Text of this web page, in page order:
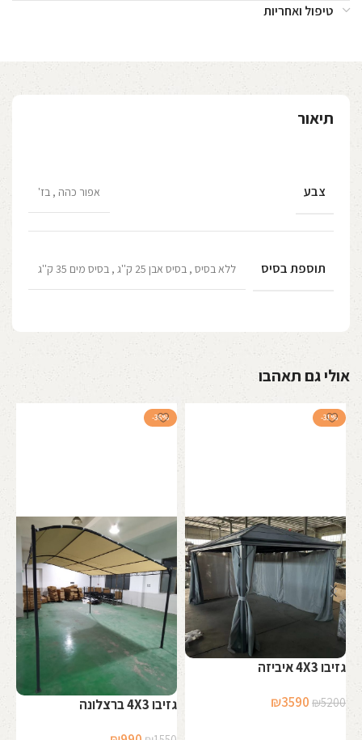
טיפול ואחריות
תיאור
צבע אפור כהה , בז'
תוספת בסיס ללא בסיס , בסיס אבן 25 ק''ג , בסיס מים 35 ק''ג
אולי גם תאהבו
-31%
גזיבו 4X3 איביזה
₪5200
המחיר₪3590
-36%
גזיבו 4X3 ברצלונה